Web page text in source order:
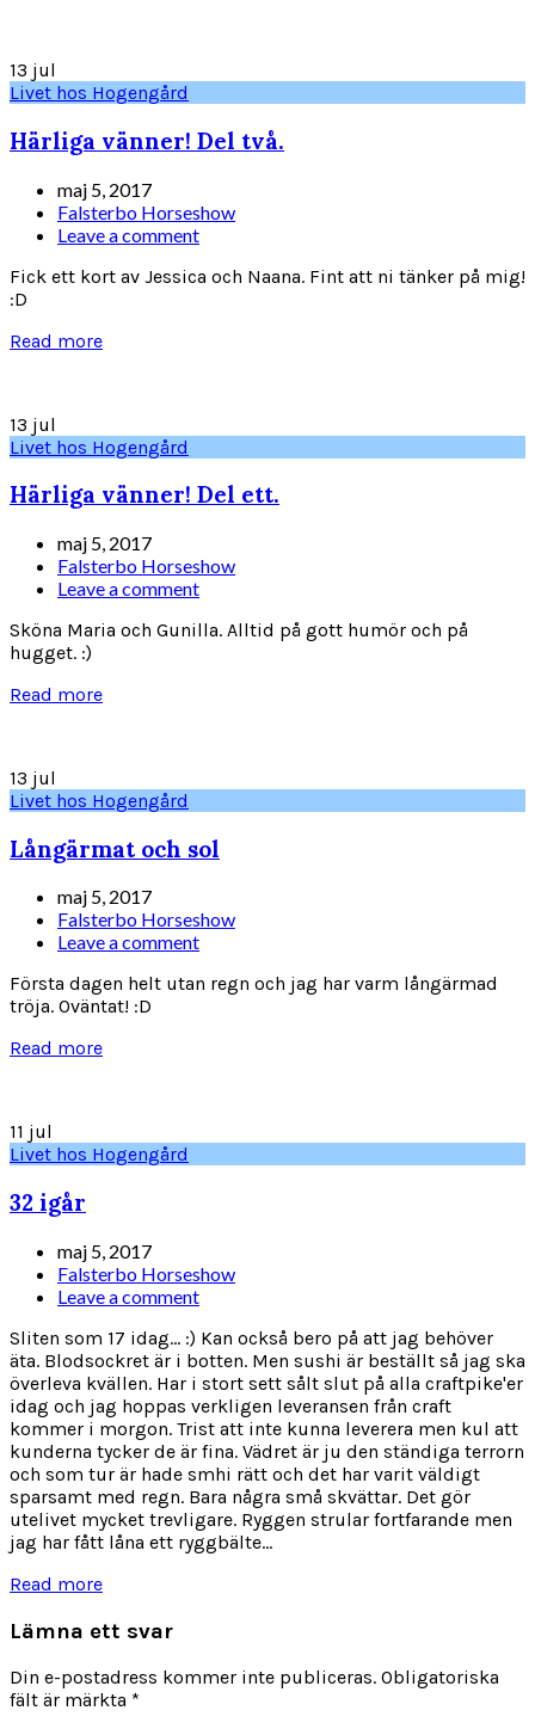
13 jul
Livet hos Hogengård
Härliga vänner! Del två.
maj 5, 2017
Falsterbo Horseshow
Leave a comment
Fick ett kort av Jessica och Naana. Fint att ni tänker på mig!
:D
Read more
13 jul
Livet hos Hogengård
Härliga vänner! Del ett.
maj 5, 2017
Falsterbo Horseshow
Leave a comment
Sköna Maria och Gunilla. Alltid på gott humör och på
hugget. :)
Read more
13 jul
Livet hos Hogengård
Långärmat och sol
maj 5, 2017
Falsterbo Horseshow
Leave a comment
Första dagen helt utan regn och jag har varm långärmad
tröja. Oväntat! :D
Read more
11 jul
Livet hos Hogengård
32 igår
maj 5, 2017
Falsterbo Horseshow
Leave a comment
Sliten som 17 idag... :) Kan också bero på att jag behöver
äta. Blodsockret är i botten. Men sushi är beställt så jag ska
överleva kvällen. Har i stort sett sålt slut på alla craftpike'er
idag och jag hoppas verkligen leveransen från craft
kommer i morgon. Trist att inte kunna leverera men kul att
kunderna tycker de är fina. Vädret är ju den ständiga terrorn
och som tur är hade smhi rätt och det har varit väldigt
sparsamt med regn. Bara några små skvättar. Det gör
utelivet mycket trevligare. Ryggen strular fortfarande men
jag har fått låna ett ryggbälte...
Read more
Lämna ett svar
Din e-postadress kommer inte publiceras. Obligatoriska
fält är märkta *